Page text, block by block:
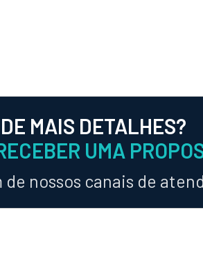
MAIS DETALHES?
UMA
de nossos canais de